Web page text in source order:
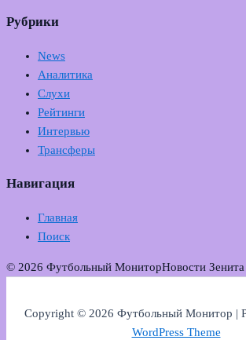
Рубрики
News
Аналитика
Слухи
Рейтинги
Интервью
Трансферы
Навигация
Главная
Поиск
© 2026 Футбольный МониторНовости Зенита
Copyright © 2026 Футбольный Монитор |
WordPress Theme